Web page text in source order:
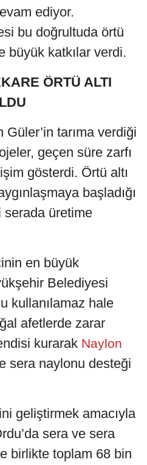
ediyor.
bu doğrultuda örtü
büyük katkılar verdi.
ÖRTÜ ALTI
Güler’in tarıma verdiği
geçen süre zarfı
gösterdi. Örtü altı
başladığı
serada üretime
en büyük
Belediyesi
kullanılamaz hale
afetlerde zarar
kurarak Naylon
sera naylonu desteği
geliştirmek amacıyla
sera ve sera
birlikte toplam 68 bin